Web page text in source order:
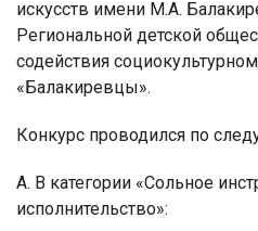
искусств имени М.А.
Региональной детской
содействия
«Балакиревцы».
Конкурс проводился по
А. В категории «Сольное
исполнительство»: